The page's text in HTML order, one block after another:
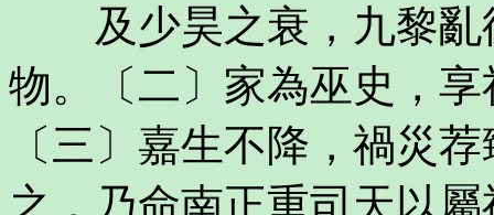
及少昊之衰，九黎亂
物。〔二〕家為巫史，
〔三〕嘉生不降，禍災
之，乃命南正重司天以